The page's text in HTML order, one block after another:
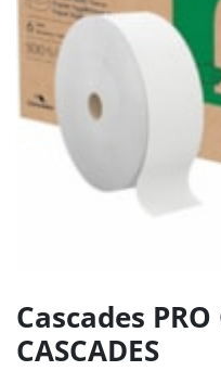
Cascades PRO
CASCADES